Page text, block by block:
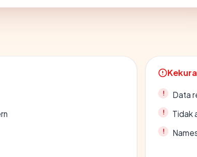
Data
Tidak